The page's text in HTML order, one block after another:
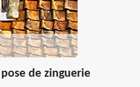
de zinguerie